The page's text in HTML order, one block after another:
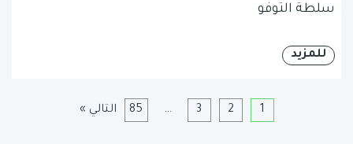
سلطة التوفو
للمزيد
1
2
3
…
85 التالي »